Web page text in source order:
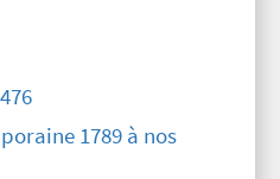
1789 à nos